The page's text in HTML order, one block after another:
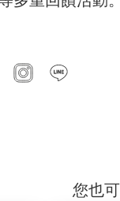
twitter instagram
您也